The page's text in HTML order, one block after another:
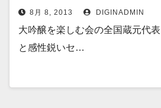
8月 8, 2013 DIGINADMIN
大吟醸を楽しむ会の全国蔵元代
と感性鋭いセ…